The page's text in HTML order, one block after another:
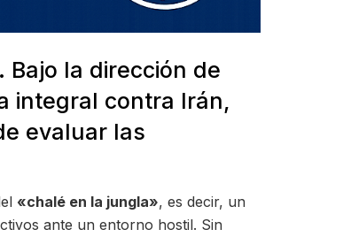
la dirección de
integral contra Irán,
evaluar las
«chalé en la jungla», es decir, un
ante un entorno hostil. Sin